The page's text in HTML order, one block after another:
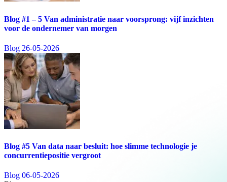
Blog #1 – 5 Van administratie naar voorsprong: vijf inzichten
voor de ondernemer van morgen
Blog 26-05-2026
Blog #5 Van data naar besluit: hoe slimme technologie je
concurrentiepositie vergroot
Blog 06-05-2026